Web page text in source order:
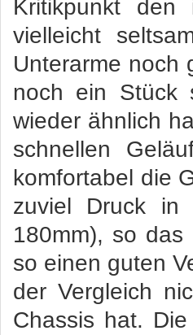
Kritikpunkt
vielleicht
Unterarme noch
noch ein Stück
wieder ähnlich
schnellen
komfortabel die
zuviel Druck
180mm), so
so einen guten
der Vergleich
Chassis hat.